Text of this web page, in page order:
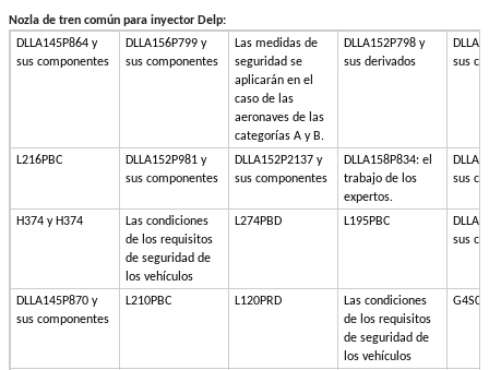
Nozla de tren común para inyector Delp:
DLLA145P864 y
sus componentes
DLLA156P799 y
sus componentes
Las medidas de
seguridad se
aplicarán en el
caso de las
aeronaves de las
categorías A y B.
DLLA152P798 y
sus derivados
sus
L216PBC
DLLA152P981 y
sus componentes
DLLA152P2137 y
sus componentes
DLLA158P834: el
trabajo de los
expertos.
sus
H374 y H374
Las condiciones
de los requisitos
de seguridad de
los vehículos
L274PBD L195PBC
sus
DLLA145P870 y
sus componentes
L210PBC L120PRD
Las condiciones
de los requisitos
de seguridad de
los vehículos